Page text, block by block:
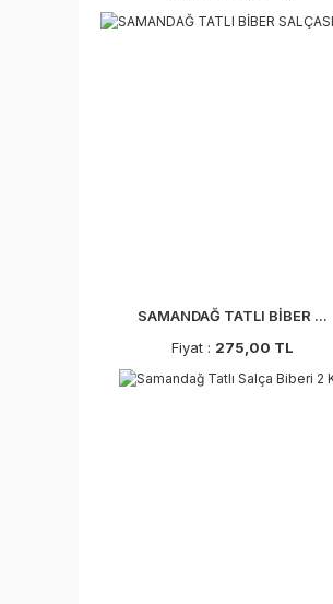
SAMANDAĞ TATLI BİBER ...
Fiyat : 275,00 TL